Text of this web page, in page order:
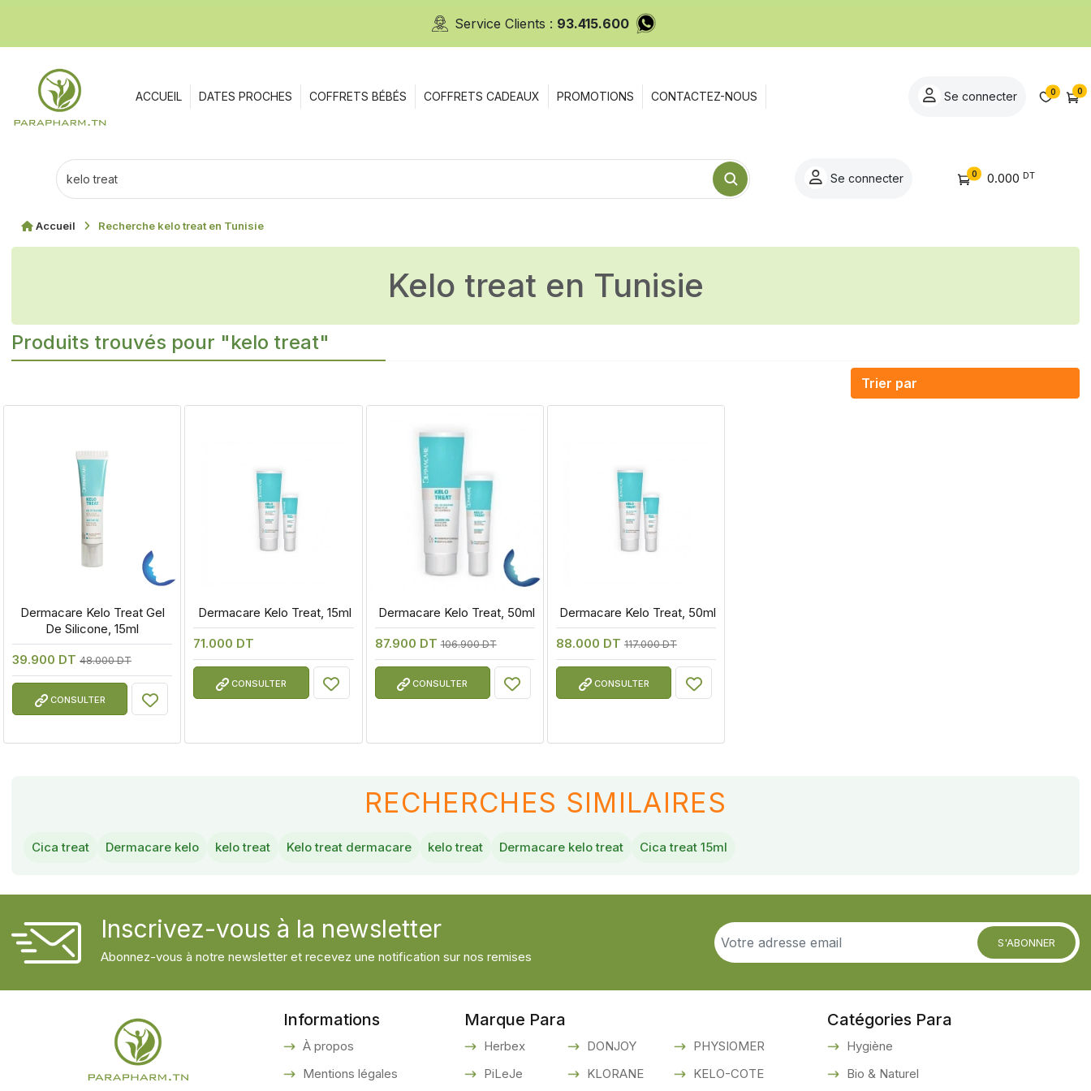
Service Clients : 93.415.600
ACCUEIL DATES PROCHES COFFRETS BÉBÉS COFFRETS CADEAUX PROMOTIONS CONTACTEZ-NOUS Se connecter 0 0
Se connecter 0 0.000 DT
Accueil Recherche kelo treat en Tunisie
kelo treat en Tunisie
Produits trouvés pour "kelo treat"
Dermacare Kelo Treat Gel
De Silicone, 15ml
39.900 DT 48.000 DT
CONSULTER
Dermacare Kelo Treat, 15ml
71.000 DT
CONSULTER
Dermacare Kelo Treat, 50ml
87.900 DT106.900 DT
CONSULTER
Dermacare Kelo Treat, 50ml
88.000 DT 117.000 DT
CONSULTER
RECHERCHES SIMILAIRES
Cica treat Dermacare kelo kelo treat Kelo treat dermacare kelo treat Dermacare kelo treat Cica treat 15ml
Inscrivez-vous à la newsletter
Abonnez-vous à notre newsletter et recevez une notification sur nos remises
S'ABONNER
Informations
À propos
Mentions légales
Marque Para
Herbex
PiLeJe
DONJOY
KLORANE
PHYSIOMER
KELO-COTE
Catégories Para
Hygiène
Bio & Naturel